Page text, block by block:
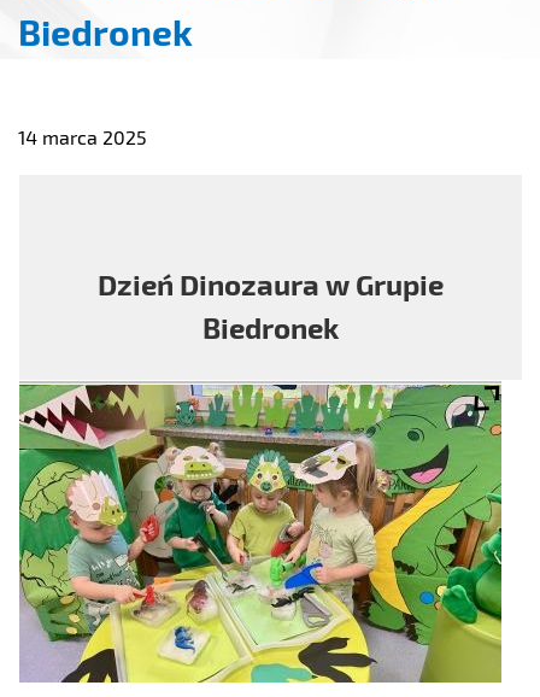
Biedronek
14 marca 2025
Dzień Dinozaura w Grupie
Biedronek